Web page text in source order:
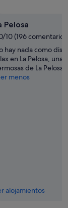
Pelosa
10 (196
hay nada como
en La Pelosa, una
de La Pelosa.
menos
alojamientos